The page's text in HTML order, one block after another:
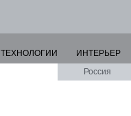
ТЕХНОЛОГИИ
ИНТЕРЬЕР
Россия